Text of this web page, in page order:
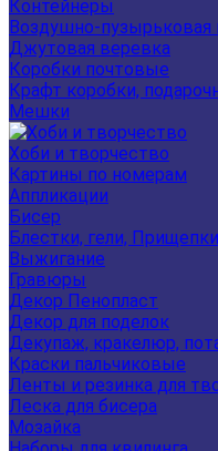
Контейнеры
Воздушно-пузырьковая
Джутовая веревка
Коробки почтовые
Крафт коробки,
Мешки
Хоби и творчество
Картины по номерам
Аппликации
Бисер
Блестки, гели,
Выжигание
Гравюры
Декор Пенопласт
Декор для поделок
Декупаж, кракелюр,
Краски пальчиковые
Ленты и резинка для
Леска для бисера
Мозайка